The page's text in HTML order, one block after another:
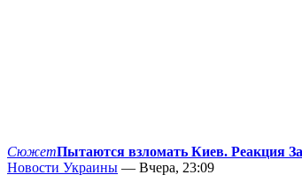
СюжетПытаются взломать Киев. Реакция
Новости Украины — Вчера, 23:09